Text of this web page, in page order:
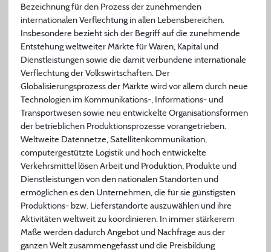
Bezeichnung für den Prozess der zunehmenden
internationalen Verflechtung in allen Lebensbereichen.
Insbesondere bezieht sich der Begriff auf die zunehmende
Entstehung weltweiter Märkte für Waren, Kapital und
Dienstleistungen sowie die damit verbundene internationale
Verflechtung der Volkswirtschaften. Der
Globalisierungsprozess der Märkte wird vor allem durch neue
Technologien im Kommunikations-, Informations- und
Transportwesen sowie neu entwickelte Organisationsformen
der betrieblichen Produktionsprozesse vorangetrieben.
Weltweite Datennetze, Satellitenkommunikation,
computergestützte Logistik und hoch entwickelte
Verkehrsmittel lösen Arbeit und Produktion, Produkte und
Dienstleistungen von den nationalen Standorten und
ermöglichen es den Unternehmen, die für sie günstigsten
Produktions- bzw. Lieferstandorte auszuwählen und ihre
Aktivitäten weltweit zu koordinieren. In immer stärkerem
Maße werden dadurch Angebot und Nachfrage aus der
ganzen Welt zusammengefasst und die Preisbildung